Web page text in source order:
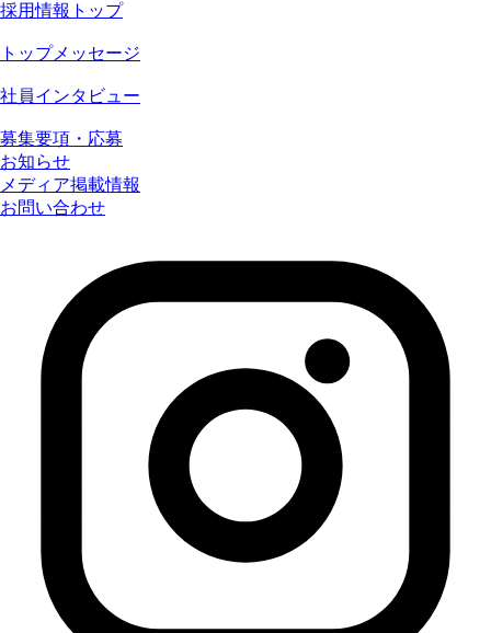
採用情報トップ
トップメッセージ
社員インタビュー
募集要項・応募
お知らせ
メディア掲載情報
お問い合わせ